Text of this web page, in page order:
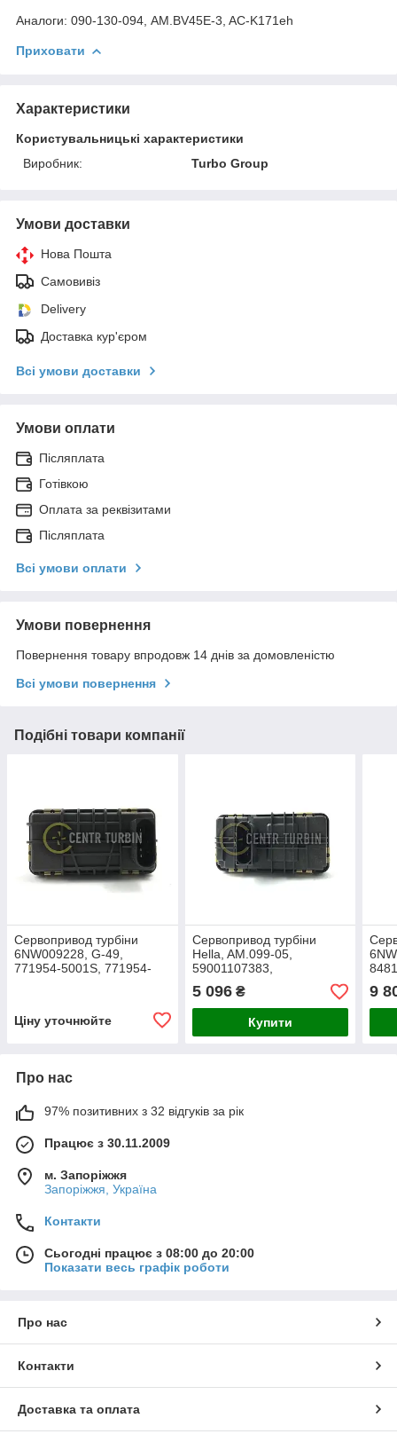
Аналоги: 090-130-094, AM.BV45E-3, AC-K171eh
Приховати
Характеристики
Користувальницькі характеристики
Виробник:
Turbo Group
Умови доставки
Нова Пошта
Самовивіз
Delivery
Доставка кур'єром
Всі умови доставки
Умови оплати
Післяплата
Готівкою
Оплата за реквізитами
Післяплата
Всі умови оплати
Умови повернення
Повернення товару впродовж 14 днів за домовленістю
Всі умови повернення
Подібні товари компанії
Сервопривод турбіни
6NW009228, G-49,
771954-5001S, 771954-
Ціну уточнюйте
Сервопривод турбіни
Hella, AM.099-05,
59001107383,
59001107236,
6NW010099-05,
54409700026
5 096₴
Купити
84
9
Про нас
97% позитивних з 32 відгуків за рік
Працює з 30.11.2009
м. Запоріжжя
Запоріжжя, Україна
Контакти
Сьогодні працює з 08:00 до 20:00
Показати весь графік роботи
Про нас
Контакти
Доставка та оплата